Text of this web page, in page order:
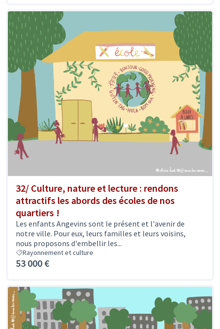
32/ Culture, nature et lecture : rendons
attractifs les abords des écoles de nos
quartiers !
Les enfants Angevins sont le présent et l'avenir de
notre ville. Pour eux, leurs familles et leurs voisins,
nous proposons d'embellir les...
Rayonnement et culture
53 000 €